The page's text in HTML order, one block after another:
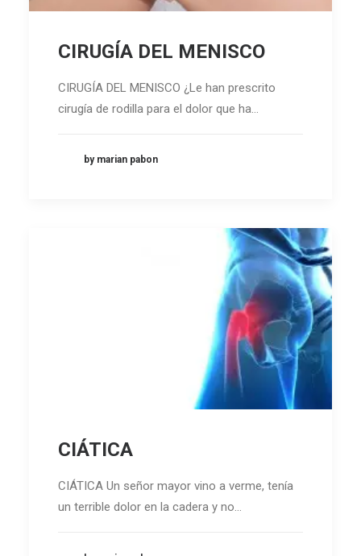
CIRUGÍA DEL MENISCO
CIRUGÍA DEL MENISCO ¿Le han prescrito
cirugía de rodilla para el dolor que ha…
by marian pabon
CIÁTICA
CIÁTICA Un señor mayor vino a verme, tenía
un terrible dolor en la cadera y no…